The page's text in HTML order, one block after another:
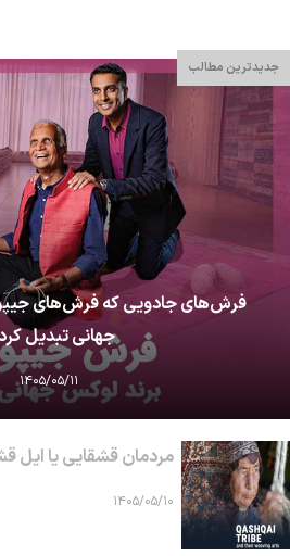
جدیدترین مطالب
فرش‌های جادویی که فرش‌های
جهانی تبدیل
۱۴۰۵/۰۵/۱۱
مردمان قشقایی یا ایل
۱۴۰۵/۰۵/۱۰